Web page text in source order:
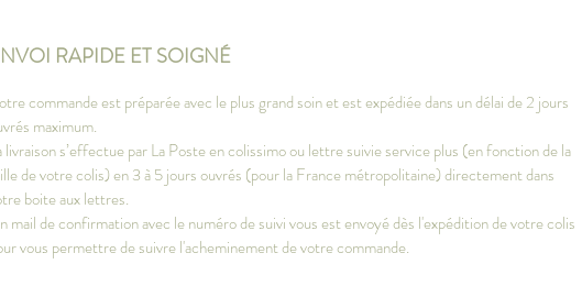
RAPIDE ET SOIGNÉ
commande est préparée avec le plus grand soin et est expédiée dans un délai de 2 jours
maximum.
livraison s’effectue par La Poste en colissimo ou lettre suivie service plus (en fonction de la
de votre colis) en 3 à 5 jours ouvrés (pour la France métropolitaine) directement dans
boite aux lettres.
mail de confirmation avec le numéro de suivi vous est envoyé dès l'expédition de votre colis
vous permettre de suivre l'acheminement de votre commande.